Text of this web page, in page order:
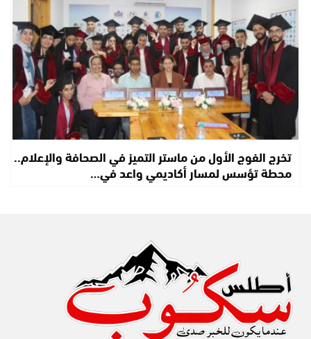
تخرج الفوج الأول من ماستر التميز في الصحافة والإعلام..
محطة تؤسس لمسار أكاديمي واعد في…